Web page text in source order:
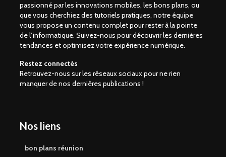
passionné par les innovations mobiles, les bons plans, ou
que vous cherchiez des tutoriels pratiques, notre équipe
vous propose un contenu complet pour rester à la pointe
de l’informatique. Suivez-nous pour découvrir les dernières
tendances et optimisez votre expérience numérique.
Restez connectés
Retrouvez-nous sur les réseaux sociaux pour ne rien
manquer de nos dernières publications !
Nos liens
bon plans réunion